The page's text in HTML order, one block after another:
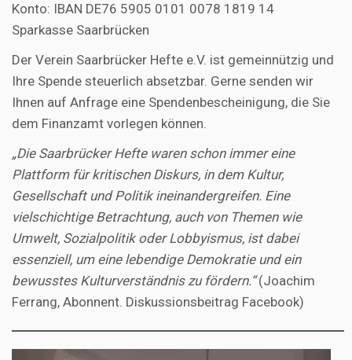
Konto: IBAN DE76 5905 0101 0078 1819 14
Sparkasse Saarbrücken
Der Verein Saarbrücker Hefte e.V. ist gemeinnützig und
Ihre Spende steuerlich absetzbar. Gerne senden wir
Ihnen auf Anfrage eine Spendenbescheinigung, die Sie
dem Finanzamt vorlegen können.
„Die Saarbrücker Hefte waren schon immer eine
Plattform für kritischen Diskurs, in dem Kultur,
Gesellschaft und Politik ineinandergreifen. Eine
vielschichtige Betrachtung, auch von Themen wie
Umwelt, Sozialpolitik oder Lobbyismus, ist dabei
essenziell, um eine lebendige Demokratie und ein
bewusstes Kulturverständnis zu fördern.“(Joachim
Ferrang, Abonnent. Diskussionsbeitrag Facebook)